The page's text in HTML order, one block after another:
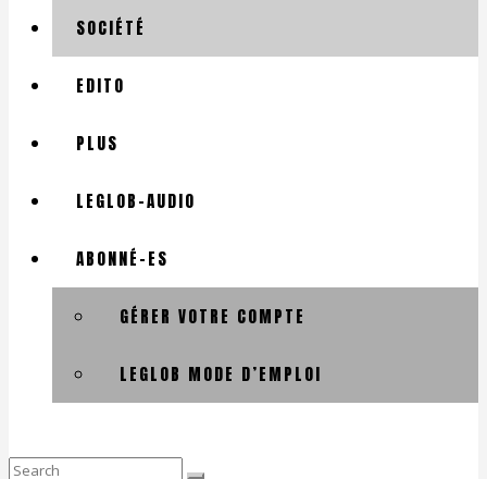
SOCIÉTÉ
EDITO
PLUS
LEGLOB-AUDIO
ABONNÉ-ES
GÉRER VOTRE COMPTE
LEGLOB MODE D’EMPLOI
Search